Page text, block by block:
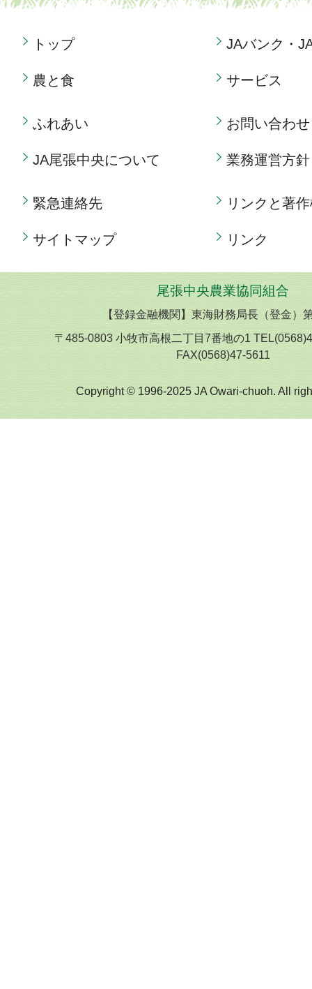
トップ
農と食
JAバンク・
サービス
ふれあい
JA尾張中央について
お問い合わせ
業務運営方針
緊急連絡先
サイトマップ
リンクと著
リンク
尾張中央農業協同組合
【登録金融機関】東海財務局長（登金）
〒485-0803 小牧市高根二丁目7番地の1
FAX(0568)47-5611
Copyright © 1996-2025 JA Owari-chuoh. All